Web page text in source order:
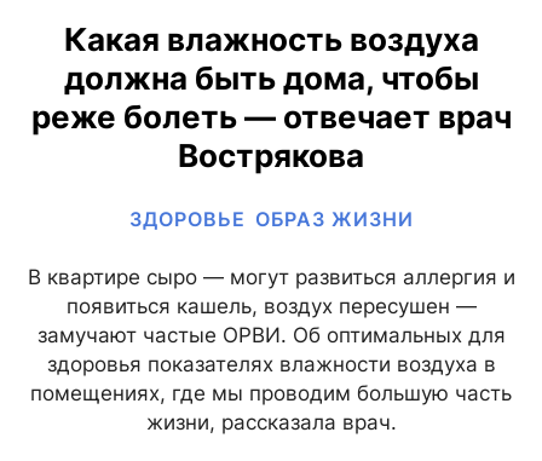
Какая влажность воздуха
должна быть дома, чтобы
реже болеть — отвечает врач
Вострякова
ЗДОРОВЬЕ ОБРАЗ ЖИЗНИ
В квартире сыро — могут развиться аллергия и
появиться кашель, воздух пересушен —
замучают частые ОРВИ. Об оптимальных для
здоровья показателях влажности воздуха в
помещениях, где мы проводим большую часть
жизни, рассказала врач.